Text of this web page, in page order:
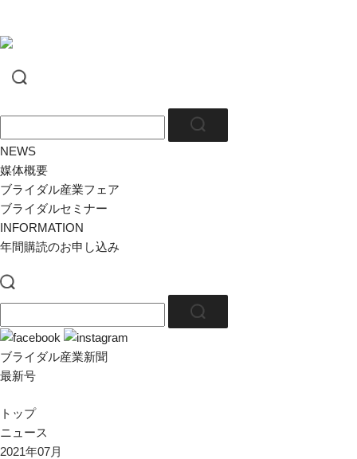
NEWS
媒体概要
ブライダル産業フェア
ブライダルセミナー
INFORMATION
年間購読のお申し込み
ブライダル産業新聞
最新号
トップ
ニュース
2021年07月